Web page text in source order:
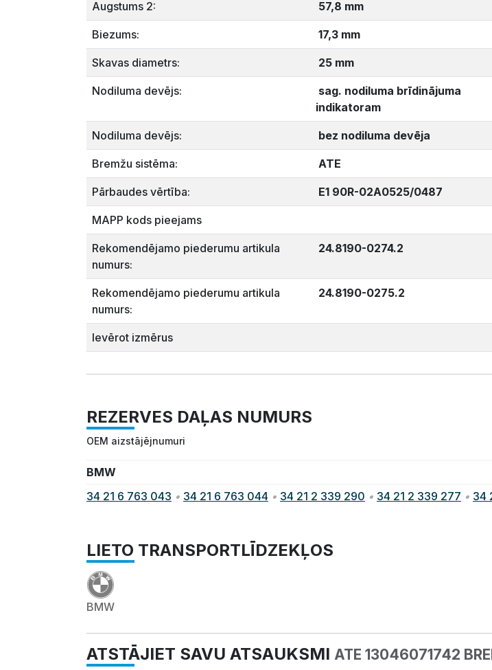
Augstums 2: 57,8 mm
Biezums: 17,3 mm
Skavas diametrs: 25 mm
Nodiluma devējs:
sag. nodiluma brīdinājuma
indikatoram
Nodiluma devējs: bez nodiluma devēja
Bremžu sistēma: ATE
Pārbaudes vērtība: E1 90R-02A0525/0487
MAPP kods pieejams
Rekomendējamo piederumu artikula
numurs:
24.8190-0274.2
Rekomendējamo piederumu artikula
numurs:
24.8190-0275.2
Ievērot izmērus
REZERVES DAĻAS NUMURS
OEM aizstājējnumuri
BMW
34 21 6 763 043 • 34 21 6 763 044 • 34 21 2 339 290 • 34 21 2 339 277 • 34
LIETO TRANSPORTLĪDZEKĻOS
BMW
ATSTĀJIET SAVU ATSAUKSMI ATE 13046071742